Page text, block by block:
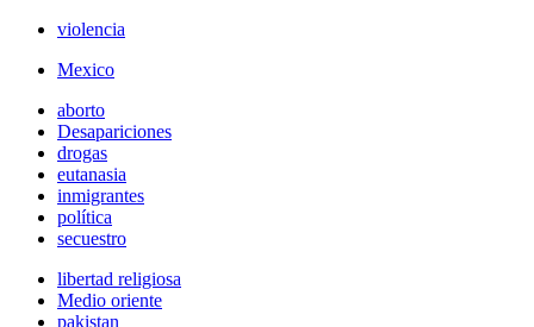
violencia
Mexico
aborto
Desapariciones
drogas
eutanasia
inmigrantes
política
secuestro
libertad religiosa
Medio oriente
pakistan